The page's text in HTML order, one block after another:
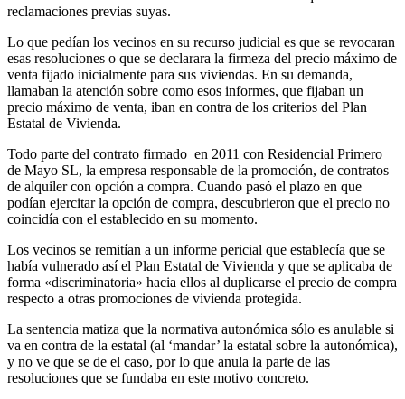
reclamaciones previas suyas.
Lo que pedían los vecinos en su recurso judicial es que se revocaran
esas resoluciones o que se declarara la firmeza del precio máximo de
venta fijado inicialmente para sus viviendas. En su demanda,
llamaban la atención sobre como esos informes, que fijaban un
precio máximo de venta, iban en contra de los criterios del Plan
Estatal de Vivienda.
Todo parte del contrato firmado en 2011 con Residencial Primero
de Mayo SL, la empresa responsable de la promoción, de contratos
de alquiler con opción a compra. Cuando pasó el plazo en que
podían ejercitar la opción de compra, descubrieron que el precio no
coincidía con el establecido en su momento.
Los vecinos se remitían a un informe pericial que establecía que se
había vulnerado así el Plan Estatal de Vivienda y que se aplicaba de
forma «discriminatoria» hacia ellos al duplicarse el precio de compra
respecto a otras promociones de vivienda protegida.
La sentencia matiza que la normativa autonómica sólo es anulable si
va en contra de la estatal (al ‘mandar’ la estatal sobre la autonómica),
y no ve que se de el caso, por lo que anula la parte de las
resoluciones que se fundaba en este motivo concreto.